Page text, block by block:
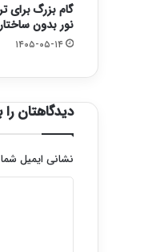
گام بزرگ برای
نور بدون
۱۴۰۵-۰۵-۱۴
دیدگاهتان
نشانی ایمیل